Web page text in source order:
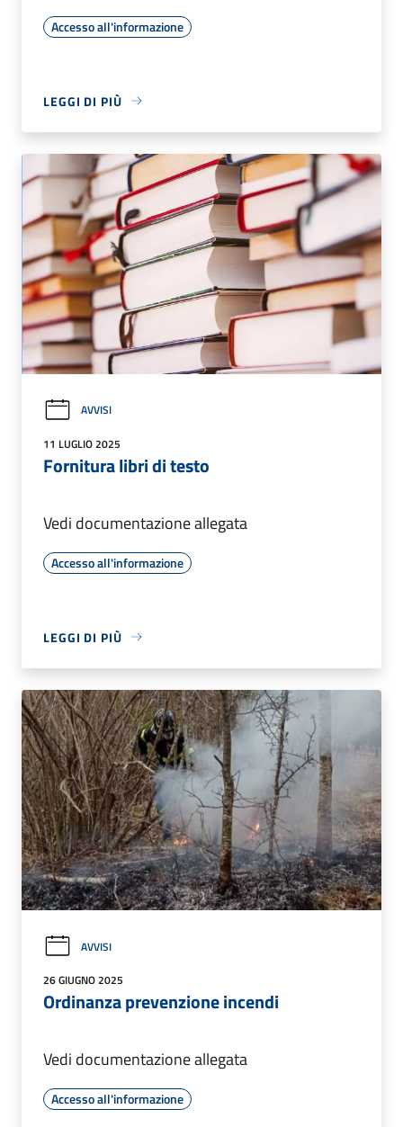
Accesso all'informazione
LEGGI DI PIÙ
AVVISI
11 LUGLIO 2025
Fornitura libri di testo
Vedi documentazione allegata
Accesso all'informazione
LEGGI DI PIÙ
AVVISI
26 GIUGNO 2025
Ordinanza prevenzione incendi
Vedi documentazione allegata
Accesso all'informazione